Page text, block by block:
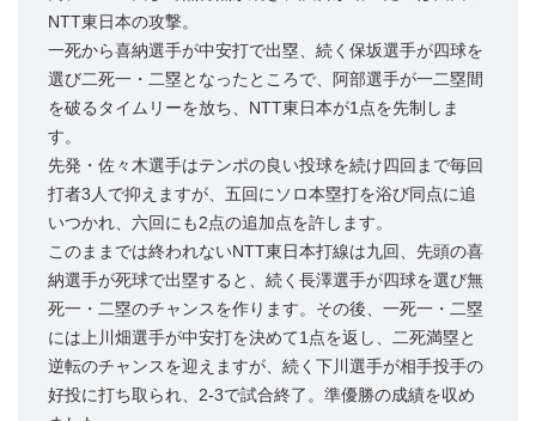
NTT東日本の攻撃。
一死から喜納選手が中安打で出塁、続く保坂選手が四球を
選び二死一・二塁となったところで、阿部選手が一二塁間
を破るタイムリーを放ち、NTT東日本が1点を先制しま
す。
先発・佐々木選手はテンポの良い投球を続け四回まで毎回
打者3人で抑えますが、五回にソロ本塁打を浴び同点に追
いつかれ、六回にも2点の追加点を許します。
このままでは終われないNTT東日本打線は九回、先頭の喜
納選手が死球で出塁すると、続く長澤選手が四球を選び無
死一・二塁のチャンスを作ります。その後、一死一・二塁
には上川畑選手が中安打を決めて1点を返し、二死満塁と
逆転のチャンスを迎えますが、続く下川選手が相手投手の
好投に打ち取られ、2-3で試合終了。準優勝の成績を収め